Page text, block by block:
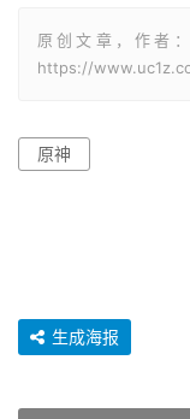
原创文章，作者
https://
原神
生成海报